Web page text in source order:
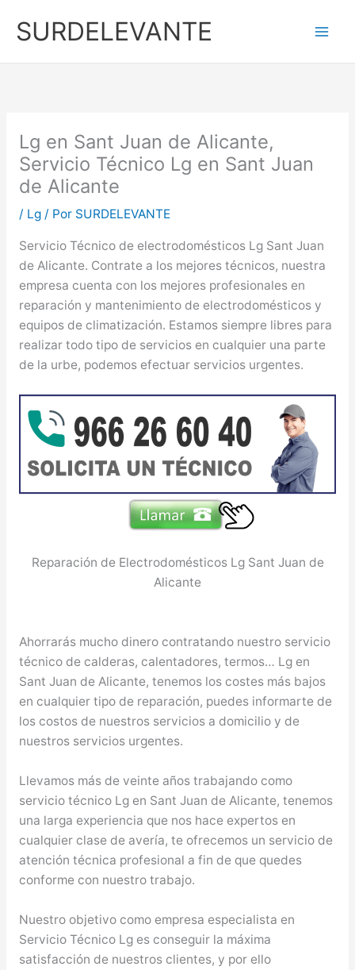
SURDELEVANTE
Lg en Sant Juan de Alicante,
Servicio Técnico Lg en Sant Juan
de Alicante
/ Lg/ Por SURDELEVANTE
Servicio Técnico de electrodomésticos Lg Sant Juan
de Alicante. Contrate a los mejores técnicos, nuestra
empresa cuenta con los mejores profesionales en
reparación y mantenimiento de electrodomésticos y
equipos de climatización. Estamos siempre libres para
realizar todo tipo de servicios en cualquier una parte
de la urbe, podemos efectuar servicios urgentes.
Reparación de Electrodomésticos Lg Sant Juan de
Alicante
Ahorrarás mucho dinero contratando nuestro servicio
técnico de calderas, calentadores, termos… Lg en
Sant Juan de Alicante, tenemos los costes más bajos
en cualquier tipo de reparación, puedes informarte de
los costos de nuestros servicios a domicilio y de
nuestros servicios urgentes.
Llevamos más de veinte años trabajando como
servicio técnico Lg en Sant Juan de Alicante, tenemos
una larga experiencia que nos hace expertos en
cualquier clase de avería, te ofrecemos un servicio de
atención técnica profesional a fin de que quedes
conforme con nuestro trabajo.
Nuestro objetivo como empresa especialista en
Servicio Técnico Lg es conseguir la máxima
satisfacción de nuestros clientes, y por ello